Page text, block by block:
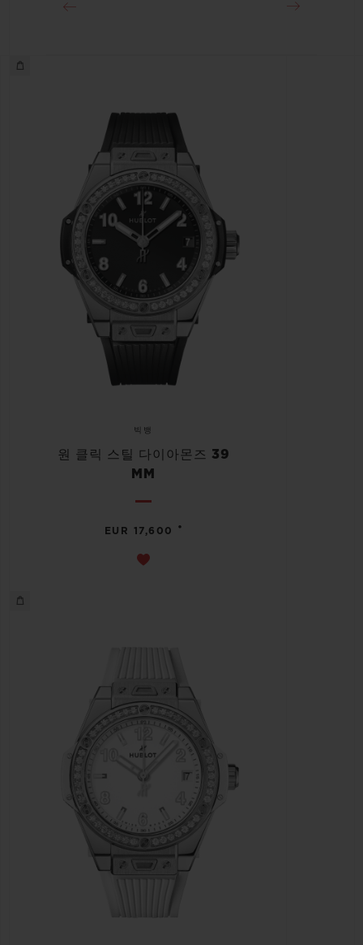
빅뱅
원 클릭 스틸 다이아몬즈 39
MM
EUR 17,600 •